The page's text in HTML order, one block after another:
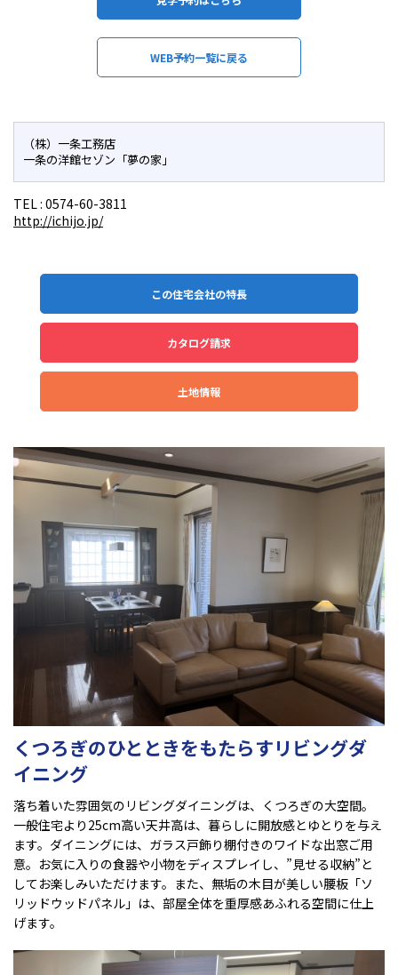
WEB予約一覧に戻る
（株）一条工務店
一条の洋館セゾン「夢の家」
TEL : 0574-60-3811
http://ichijo.jp/
この住宅会社の特長
カタログ請求
土地情報
くつろぎのひとときをもたらすリビングダ
イニング
落ち着いた雰囲気のリビングダイニングは、くつろぎの大空間。
一般住宅より25cm高い天井高は、暮らしに開放感とゆとりを与え
ます。ダイニングには、ガラス戸飾り棚付きのワイドな出窓ご用
意。お気に入りの食器や小物をディスプレイし、”見せる収納”と
してお楽しみいただけます。また、無垢の木目が美しい腰板「ソ
リッドウッドパネル」は、部屋全体を重厚感あふれる空間に仕上
げます。